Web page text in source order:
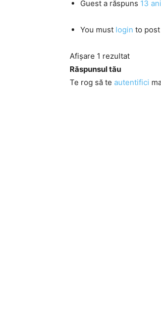
Guest a răspuns 13
You must login to
Afișare 1 rezultat
Răspunsul tău
Te rog să te autentifici